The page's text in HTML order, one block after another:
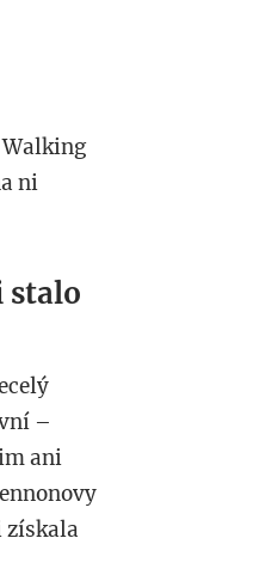
ni
stalo
–
ani
získala